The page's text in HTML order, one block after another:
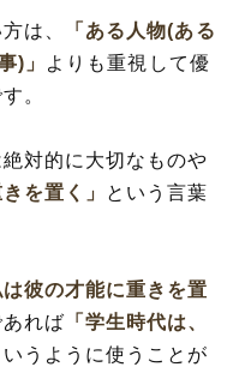
は、
「ある人物(ある
)」
よりも重視して優
。
対的に大切なものや
きを置く」
という言葉
は彼の才能に重きを置
あれば 「学生時代は、
いうように使うことが